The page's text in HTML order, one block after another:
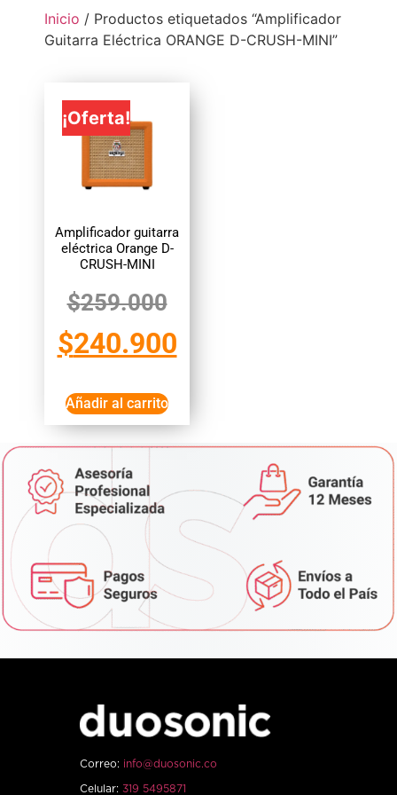
Inicio / Productos etiquetados “Amplificador
Guitarra Eléctrica ORANGE D-CRUSH-MINI”
¡Oferta!
Amplificador guitarra
eléctrica Orange D-
CRUSH-MINI
$259.000
$240.900
Añadir al carrito
Correo: info@duosonic.co
Celular: 319 5495871